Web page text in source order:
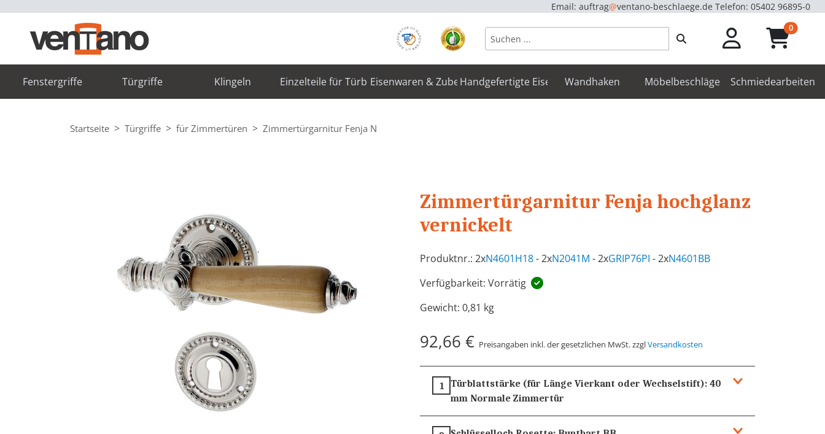
Email: auftrag@ventano-beschlaege.de Telefon: 05402 96895-0
0unread
Fenstergriffe Türgriffe Klingeln Einzelteile für TürbeschlägeEisenwaren & ZubehörHandgefertigte Eisenbeschläge
Wandhaken Möbelbeschläge Schmiedearbeiten
Startseite Türgriffe für Zimmertüren Zimmertürgarnitur Fenja N
Zimmertürgarnitur Fenja hochglanz
vernickelt
Produktnr.: 2xN4601H18- 2xN2041M - 2xGRIP76PI - 2xN4601BB
Verfügbarkeit: Vorrätig
Gewicht: 0,81 kg
92,66 € Preisangaben inkl. der gesetzlichen MwSt. zzglVersandkosten
1 Türblattstärke (für Länge Vierkant oder Wechselstift): 40
mm Normale Zimmertür